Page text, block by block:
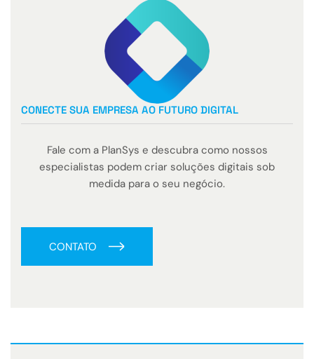
CONECTE SUA EMPRESA AO FUTURO DIGITAL
Fale com a PlanSys e descubra como nossos
especialistas podem criar soluções digitais sob
medida para o seu negócio.
CONTATO